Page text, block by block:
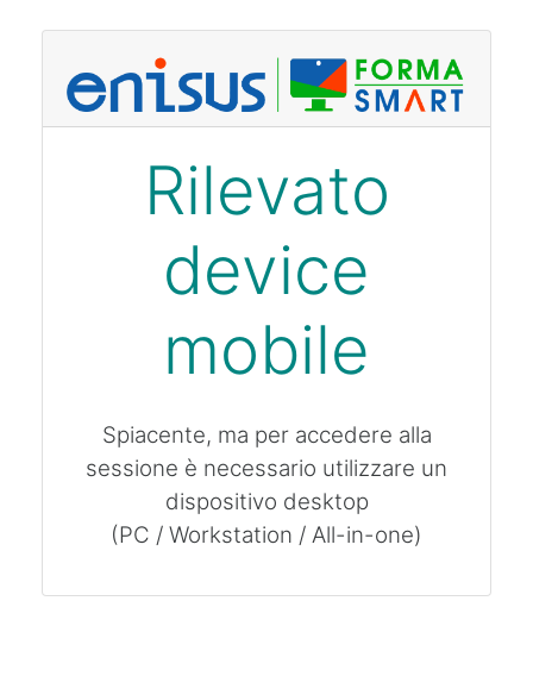
Rilevato
device
mobile
Spiacente, ma per accedere alla
sessione è necessario utilizzare un
dispositivo desktop
(PC / Workstation / All-in-one)